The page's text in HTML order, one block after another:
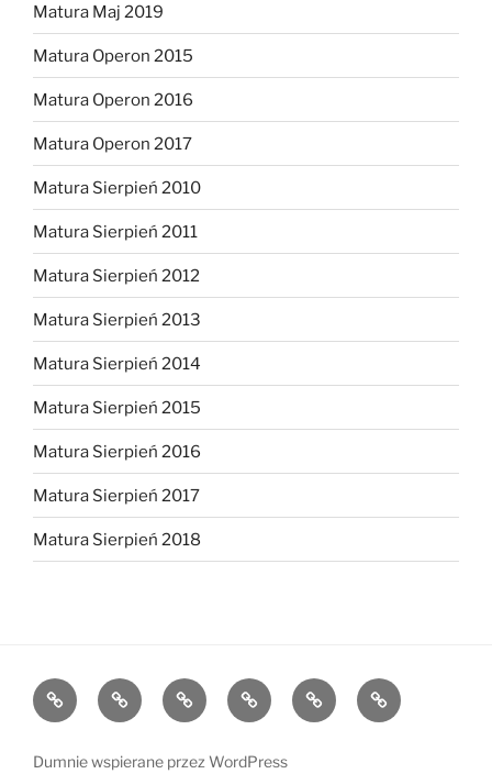
Matura Maj 2019
Matura Operon 2015
Matura Operon 2016
Matura Operon 2017
Matura Sierpień 2010
Matura Sierpień 2011
Matura Sierpień 2012
Matura Sierpień 2013
Matura Sierpień 2014
Matura Sierpień 2015
Matura Sierpień 2016
Matura Sierpień 2017
Matura Sierpień 2018
Strona
główna
Dlaczego
warto?
O
mnie
Opinie Kontakt Chce
dołączyć!
Dumnie wspierane przez WordPress